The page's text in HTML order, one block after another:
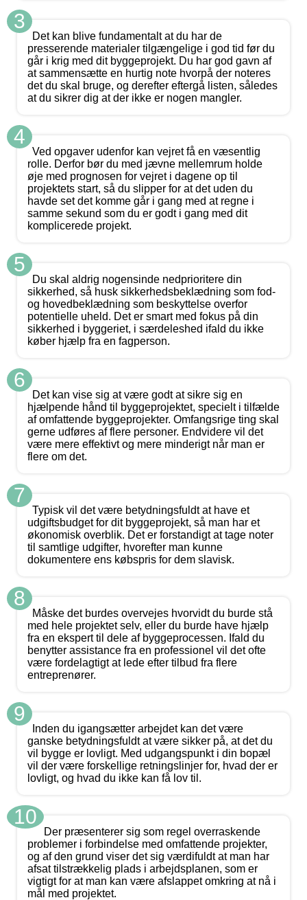
3
Det kan blive fundamentalt at du har de
presserende materialer tilgængelige i god tid før du
går i krig med dit byggeprojekt. Du har god gavn af
at sammensætte en hurtig note hvorpå der noteres
det du skal bruge, og derefter eftergå listen, således
at du sikrer dig at der ikke er nogen mangler.
4
Ved opgaver udenfor kan vejret få en væsentlig
rolle. Derfor bør du med jævne mellemrum holde
øje med prognosen for vejret i dagene op til
projektets start, så du slipper for at det uden du
havde set det komme går i gang med at regne i
samme sekund som du er godt i gang med dit
komplicerede projekt.
5
Du skal aldrig nogensinde nedprioritere din
sikkerhed, så husk sikkerhedsbeklædning som fod-
og hovedbeklædning som beskyttelse overfor
potentielle uheld. Det er smart med fokus på din
sikkerhed i byggeriet, i særdeleshed ifald du ikke
køber hjælp fra en fagperson.
6
Det kan vise sig at være godt at sikre sig en
hjælpende hånd til byggeprojektet, specielt i tilfælde
af omfattende byggeprojekter. Omfangsrige ting skal
gerne udføres af flere personer. Endvidere vil det
være mere effektivt og mere minderigt når man er
flere om det.
7
Typisk vil det være betydningsfuldt at have et
udgiftsbudget for dit byggeprojekt, så man har et
økonomisk overblik. Det er forstandigt at tage noter
til samtlige udgifter, hvorefter man kunne
dokumentere ens købspris for dem slavisk.
8
Måske det burdes overvejes hvorvidt du burde stå
med hele projektet selv, eller du burde have hjælp
fra en ekspert til dele af byggeprocessen. Ifald du
benytter assistance fra en professionel vil det ofte
være fordelagtigt at lede efter tilbud fra flere
entreprenører.
9
Inden du igangsætter arbejdet kan det være
ganske betydningsfuldt at være sikker på, at det du
vil bygge er lovligt. Med udgangspunkt i din bopæl
vil der være forskellige retningslinjer for, hvad der er
lovligt, og hvad du ikke kan få lov til.
10
Der præsenterer sig som regel overraskende
problemer i forbindelse med omfattende projekter,
og af den grund viser det sig værdifuldt at man har
afsat tilstrækkelig plads i arbejdsplanen, som er
vigtigt for at man kan være afslappet omkring at nå i
mål med projektet.